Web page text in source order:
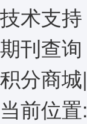
技术支持
期刊查询
积分商城|
当前位置: